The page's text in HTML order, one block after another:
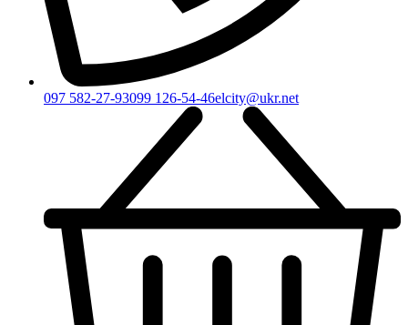
097 582-27-93099 126-54-46elcity@ukr.net